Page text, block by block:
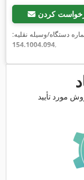
کردن
دستگاه/وسیله نقلیه:
154.1004.094,